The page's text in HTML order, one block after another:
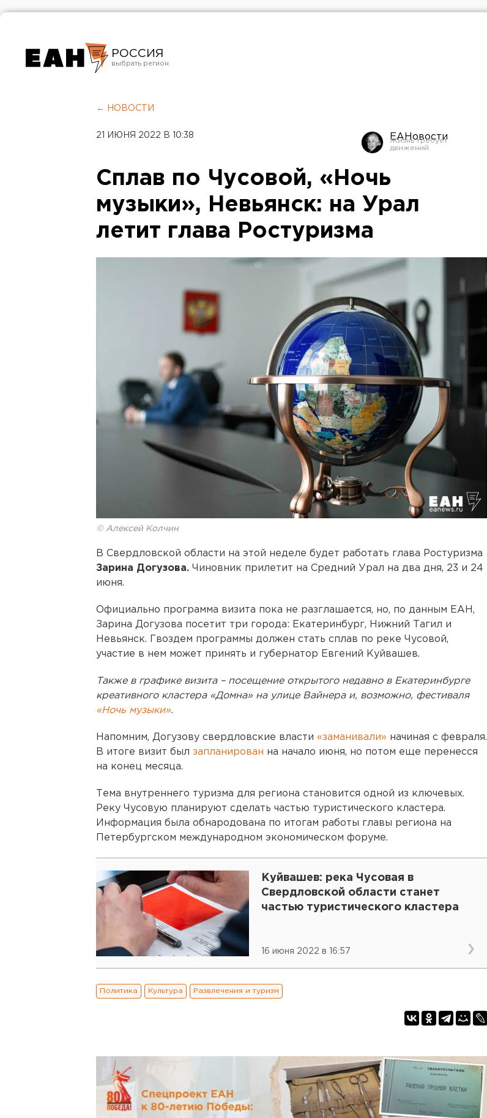
РОССИЯ
Челябинск
← НОВОСТИ
21 ИЮНЯ 2022 В 10:38 ЕАНовости
Сплав по Чусовой, «Ночь
музыки», Невьянск: на Урал
летит глава Ростуризма
© Алексей Колчин
В Свердловской области на этой неделе будет работать глава Ростуризма
Зарина Догузова. Чиновник прилетит на Средний Урал на два дня, 23 и 24
июня.
Официально программа визита пока не разглашается, но, по данным ЕАН,
Зарина Догузова посетит три города: Екатеринбург, Нижний Тагил и
Невьянск. Гвоздем программы должен стать сплав по реке Чусовой,
участие в нем может принять и губернатор Евгений Куйвашев.
Также в графике визита – посещение открытого недавно в Екатеринбурге
креативного кластера «Домна» на улице Вайнера и, возможно, фестиваля
«Ночь музыки».
Напомним, Догузову свердловские власти «заманивали» начиная с февраля.
В итоге визит был запланирован на начало июня, но потом еще перенесся
на конец месяца.
Тема внутреннего туризма для региона становится одной из ключевых.
Реку Чусовую планируют сделать частью туристического кластера.
Информация была обнародована по итогам работы главы региона на
Петербургском международном экономическом форуме.
Куйвашев: река Чусовая в
Свердловской области станет
частью туристического кластера
16 июня 2022 в 16:57
Политика Культура Развлечения и туризм